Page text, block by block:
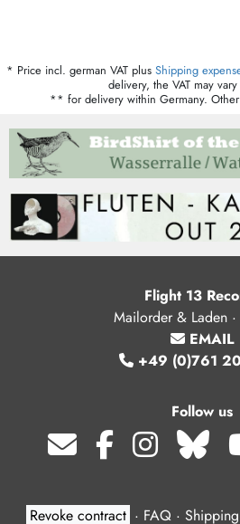
* Price incl. german VAT plus Shipping
delivery, the VAT may
** for delivery within Germany.
Flight 13
Mailorder & Laden
EMAIL
+49 (0)761
Follow us
Revoke contract · FAQ· Shipping